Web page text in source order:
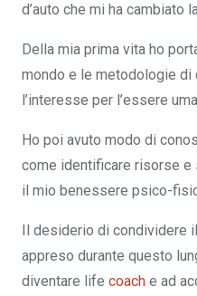
d’auto che mi ha cambiato
Della mia prima vita ho
mondo e le metodologie di
l’interesse per l’essere
Ho poi avuto modo di
come identificare risorse
il mio benessere psico-
Il desiderio di condividere
appreso durante questo
diventare life coach e ad